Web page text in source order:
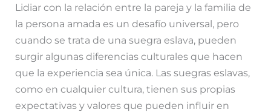
Lidiar con la relación entre la pareja y la familia de
la persona amada es un desafío universal, pero
cuando se trata de una suegra eslava, pueden
surgir algunas diferencias culturales que hacen
que la experiencia sea única. Las suegras eslavas,
como en cualquier cultura, tienen sus propias
expectativas y valores que pueden influir en